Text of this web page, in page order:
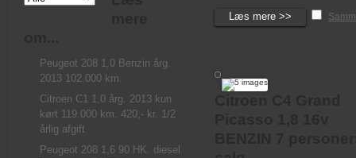
Peugeot 208 1,0 Benzin årg.
2013 102.000 km.
Citroen C1 1,0 årg. 2013 kun
kørt 119.000 km. 420,- kr. 1/2
årlig afgift
Peugeot 208 1,6 90 HK. diesel
Læs mere >>